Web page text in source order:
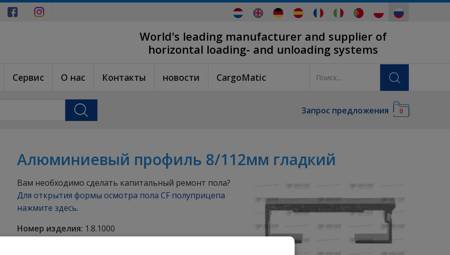
World's leading manufacturer and supplier of
horizontal loading- and unloading systems
Cервис О нас Контакты новости CargoMatic
Запрос предложения 0
Алюминиевый профиль 8/112мм гладкий
Вам необходимо сделать капитальный ремонт пола?
Для открытия формы осмотра пола CF полуприцепа
нажмите здесь.
Номер изделия: 1.8.1000